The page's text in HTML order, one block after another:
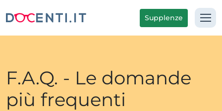
Supplenze
F.A.Q. - Le domande
più frequenti